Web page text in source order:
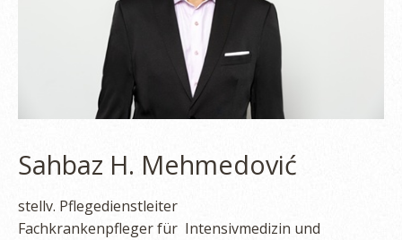
Sahbaz H. Mehmedović
stellv. Pflegedienstleiter
Fachkrankenpfleger für Intensivmedizin und